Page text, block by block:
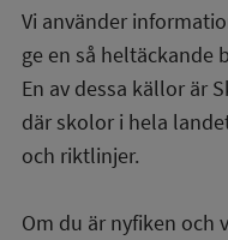
Vi använder
ge en så heltäckande
En av dessa källor är
där skolor i hela
och riktlinjer.
Om du är nyfiken och